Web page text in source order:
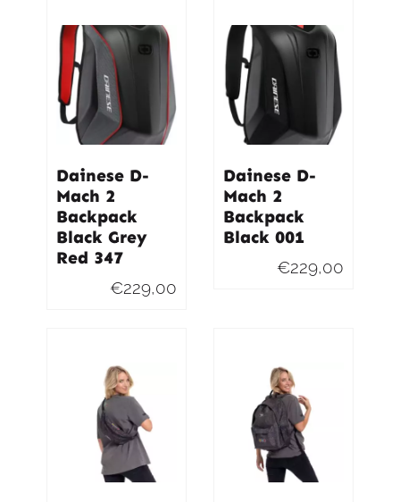
€495,00.
€439,00.
Dainese D-
Mach 2
Backpack
Black Grey
Red 347
€229,00
Dainese D-
Mach 2
Backpack
Black 001
€229,00